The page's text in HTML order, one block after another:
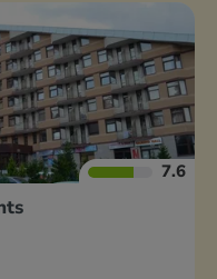
7.6